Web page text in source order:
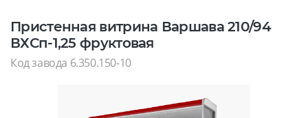
Пристенная витрина Варшава 210/94
ВХСп-1,25 фруктовая
Код завода 6.350.150-10